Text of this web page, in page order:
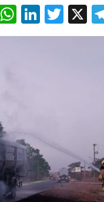
Facebook
WhatsApp
X